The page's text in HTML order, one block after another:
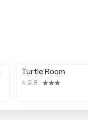
Turtle Room
⭐ 9.8 · ★★★